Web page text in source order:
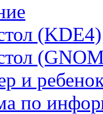
(KDE4)
и
по